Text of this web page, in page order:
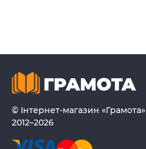
© Інтернет-магазин «Грамота»
2012–2026